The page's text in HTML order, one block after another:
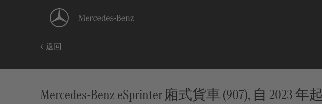
返回
Mercedes-Benz eSprinter 廂式貨車 (907), 自 2023 年起